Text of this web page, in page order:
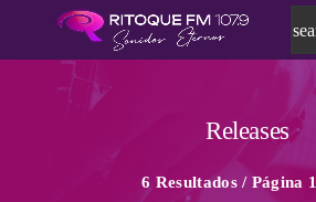
Releases
6 Resultados / Página